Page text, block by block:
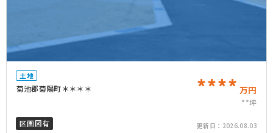
土地
菊池郡菊陽町＊＊＊＊ **** 万円
**坪
区画図有
更新日： 2026.08.03